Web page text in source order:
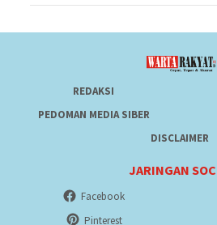
REDAKSI
PEDOMAN MEDIA SIBER
DISCLAIMER
JARINGAN
Facebook
Pinterest